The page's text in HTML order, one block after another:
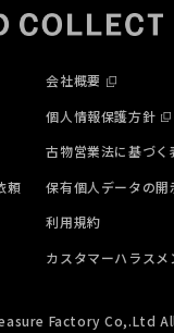
頼
会社概要
個人情報保護方針
古物営業法に基づく
保有個人データの開
利用規約
カスタマーハラス
Factory Co,.Ltd